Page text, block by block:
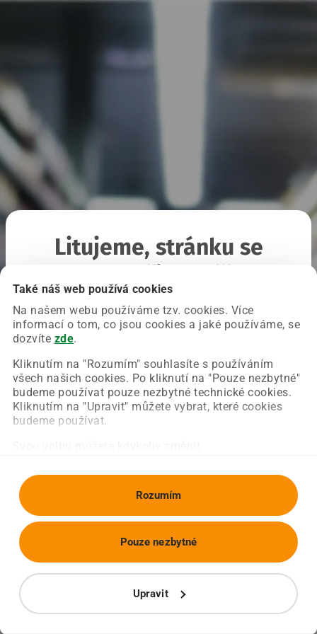
Také náš web používá cookies
Na našem webu používáme tzv. cookies. Více
informací o tom, co jsou cookies a jaké používáme, se
dozvíte zde.
Kliknutím na "Rozumím" souhlasíte s používáním
všech našich cookies. Po kliknutí na "Pouze nezbytné"
budeme používat pouze nezbytné technické cookies.
Kliknutím na "Upravit" můžete vybrat, které cookies
budeme používat.
Rozumím
Upravit
Pouze nezbytné
Litujeme, stránku se
Chyba nastala na naší straně a už ji opravujeme.
Zkuste prosím znovu načíst požadovanou stránku.
Obnovit stránku Úvodní strana